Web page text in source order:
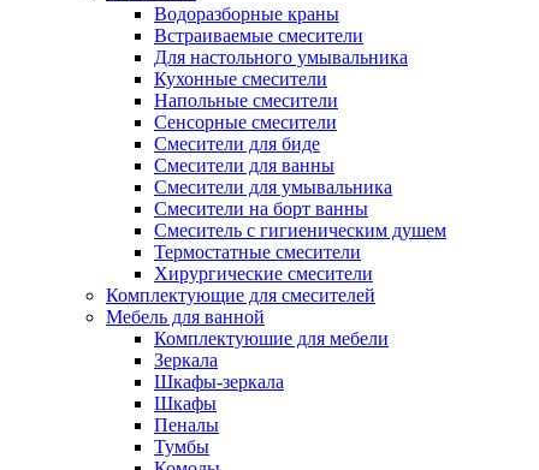
Водоразборные краны
Встраиваемые смесители
Для настольного умывальника
Кухонные смесители
Напольные смесители
Сенсорные смесители
Смесители для биде
Смесители для ванны
Смесители для умывальника
Смесители на борт ванны
Смеситель с гигиеническим душем
Термостатные смесители
Хирургические смесители
Комплектующие для смесителей
Мебель для ванной
Комплектуюшие для мебели
Зеркала
Шкафы-зеркала
Шкафы
Пеналы
Тумбы